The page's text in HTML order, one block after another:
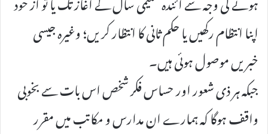
اپنا انتظام رکھیں یا حکم ثانی کا انتظار کریں؛ وغیرہ جیسی
خبریں موصول ہوئی ہیں۔
جبکہ ہر ذی شعور اور حساس فکر شخص اس بات سے بخوبی
واقف ہوگا کہ ہمارے ان مدارس و مکاتب میں مقرر